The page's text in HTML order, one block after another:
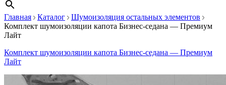
Главная Каталог
Шумоизоляция остальных элементов
Комплект шумоизоляции капота Бизнес-седана — Премиум
Лайт
Комплект шумоизоляции капота Бизнес-седана — Премиум
Лайт